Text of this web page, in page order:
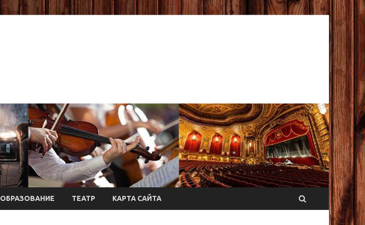
ОБРАЗОВАНИЕ ТЕАТР КАРТА САЙТА